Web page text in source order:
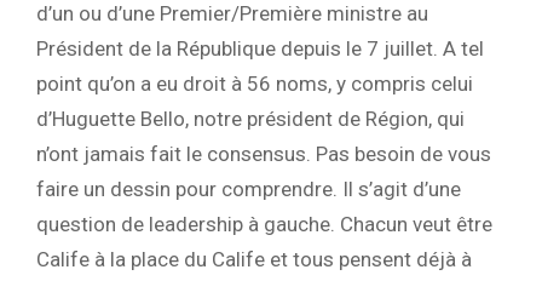
d’un ou d’une Premier/Première ministre au
Président de la République depuis le 7 juillet. A tel
point qu’on a eu droit à 56 noms, y compris celui
d’Huguette Bello, notre président de Région, qui
n’ont jamais fait le consensus. Pas besoin de vous
faire un dessin pour comprendre. Il s’agit d’une
question de leadership à gauche. Chacun veut être
Calife à la place du Calife et tous pensent déjà à